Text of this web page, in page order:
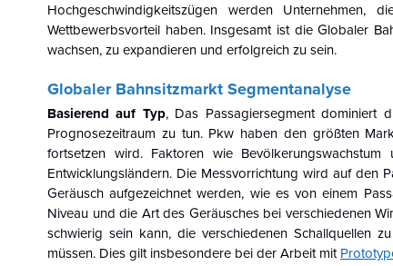
Hochgeschwindigkeitszügen werden
Wettbewerbsvorteil haben. Insgesamt ist dieGlobaler
wachsen, zu expandieren und erfolgreich zu sein.
Globaler Bahnsitzmarkt Segmentanalyse
Basierend auf Typ, Das Passagiersegment dominiert
Prognosezeitraum zu tun. Pkw haben den größten
fortsetzen wird. Faktoren wie
Entwicklungsländern. Die Messvorrichtung wird auf den
Geräusch aufgezeichnet werden, wie es von einem
Niveau und die Art des Geräusches bei verschiedenen
schwierig sein kann, die verschiedenen Schallquellen
müssen. Dies gilt insbesondere bei der Arbeit mit